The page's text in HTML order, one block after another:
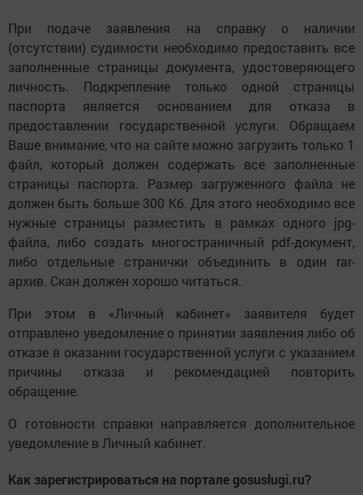
При подаче заявления на справку о наличии
(отсутствии) судимости необходимо предоставить все
заполненные страницы документа, удостоверяющего
личность. Подкрепление только одной страницы
паспорта является основанием для отказа в
предоставлении государственной услуги. Обращаем
Ваше внимание, что на сайте можно загрузить только 1
файл, который должен содержать все заполненные
страницы паспорта. Размер загруженного файла не
должен быть больше 300 Кб. Для этого необходимо все
нужные страницы разместить в рамках одного jpg-
файла, либо создать многостраничный pdf-документ,
либо отдельные странички объединить в один rar-
архив. Скан должен хорошо читаться.
При этом в «Личный кабинет» заявителя будет
отправлено уведомление о принятии заявления либо об
отказе в оказании государственной услуги с указанием
причины отказа и рекомендацией повторить
обращение.
О готовности справки направляется дополнительное
уведомление в Личный кабинет.
Как зарегистрироваться на портале gosuslugi.ru?